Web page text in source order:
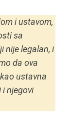
i ustavom,
sa
nije legalan, i
da ova
ustavna
i njegovi